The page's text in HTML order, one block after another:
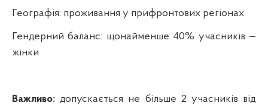
Географія: проживання у прифронтових регіонах
Гендерний баланс: щонайменше 40% учасників —
жінки
Важливо:допускається не більше 2 учасників від